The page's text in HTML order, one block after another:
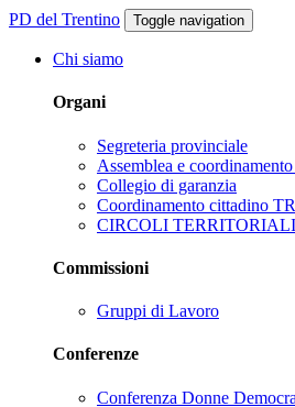
PD del Trentino Toggle navigation
Chi siamo
Organi
Segreteria provinciale
Assemblea e
Collegio di garanzia
Coordinamento cittadino
CIRCOLI TERRITORIALI
Commissioni
Gruppi di Lavoro
Conferenze
Conferenza Donne